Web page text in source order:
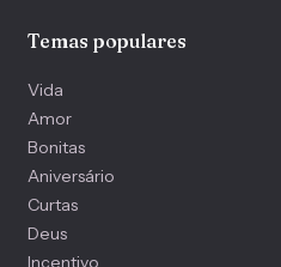
Temas populares
Vida
Amor
Bonitas
Aniversário
Curtas
Deus
Incentivo